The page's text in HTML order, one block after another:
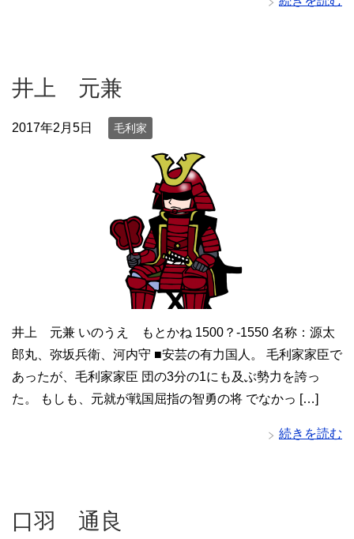
井上 元兼
2017年2月5日 毛利家
井上 元兼 いのうえ もとかね 1500？-1550 名称：源太
郎丸、弥坂兵衛、河内守 ■安芸の有力国人。 毛利家家臣で
あったが、毛利家家臣 団の3分の1にも及ぶ勢力を誇っ
た。 もしも、元就が戦国屈指の智勇の将 でなかっ […]
続きを読む
口羽 通良